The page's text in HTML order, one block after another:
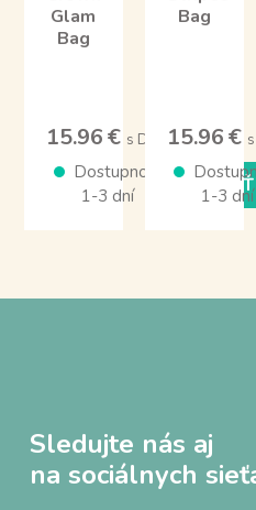
Glam
Bag
15.96 € s DPH
Dostupnosť
1-3 dní
KÚPIŤ
Bag
15.96 €
1-3 dní
Sledujte nás aj
na sociálnych